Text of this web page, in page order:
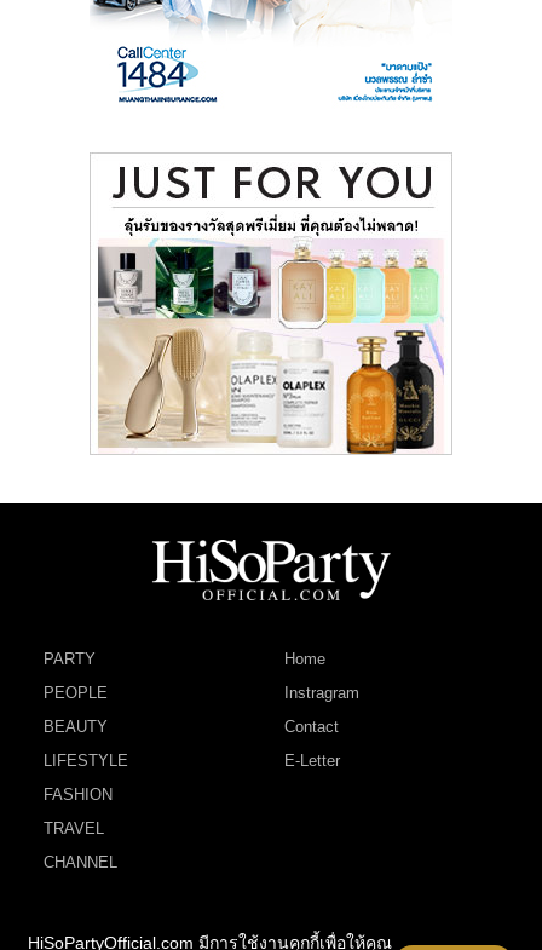
PARTY
PEOPLE
BEAUTY
LIFESTYLE
FASHION
TRAVEL
CHANNEL
Home
Instragram
Contact
E-Letter
HiSoPartyOfficial.com มีการใช้งานคุกกี้เพื่อให้คุณ